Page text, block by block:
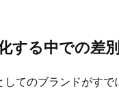
する中での差
てのブランドがす